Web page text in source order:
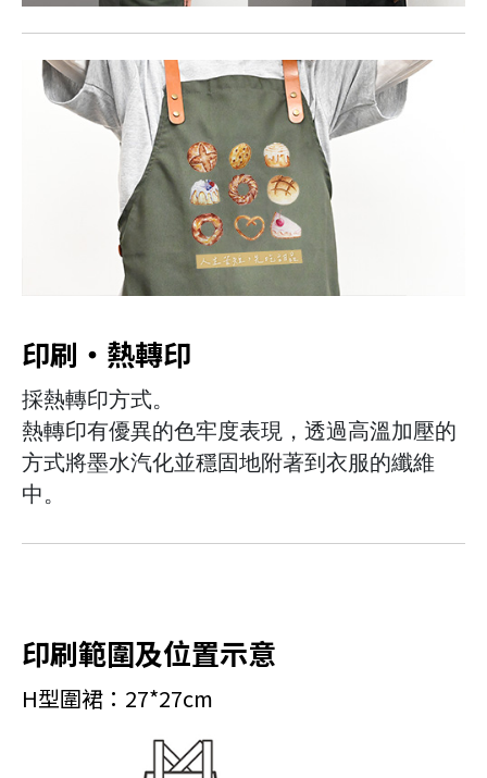
印刷・熱轉印
採熱轉印方式。
熱轉印有優異的色牢度表現，透過高溫加壓的
方式將墨水汽化並穩固地附著到衣服的纖維
中。
印刷範圍及位置示意
H型圍裙：27*27cm